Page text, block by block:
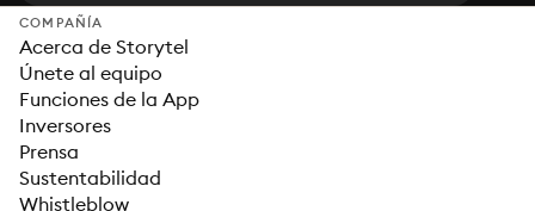
COMPAÑÍA
Acerca de Storytel
Únete al equipo
Funciones de la App
Inversores
Prensa
Sustentabilidad
Whistleblow